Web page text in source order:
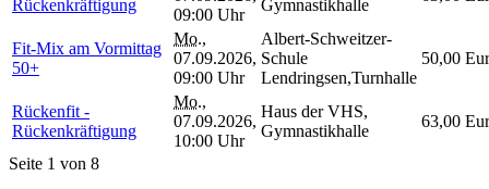
Rückenkräftigung
09:00 Uhr
Gymnastikhalle
Fit-Mix am Vormittag
50+
Mo.,
07.09.2026,
09:00 Uhr
Albert-Schweitzer-
Schule
Lendringsen,Turnhalle
50,00
Rückenfit -
Rückenkräftigung
Mo.,
07.09.2026,
10:00 Uhr
Haus der VHS,
Gymnastikhalle
63,00
Seite 1 von 8